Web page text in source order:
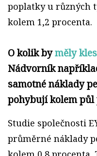
poplatky u různých
kolem 1,2 procenta.
O kolik byměly
Nádvorník
samotné náklady
pohybují kolem půl
Studie společnosti
průměrné náklady